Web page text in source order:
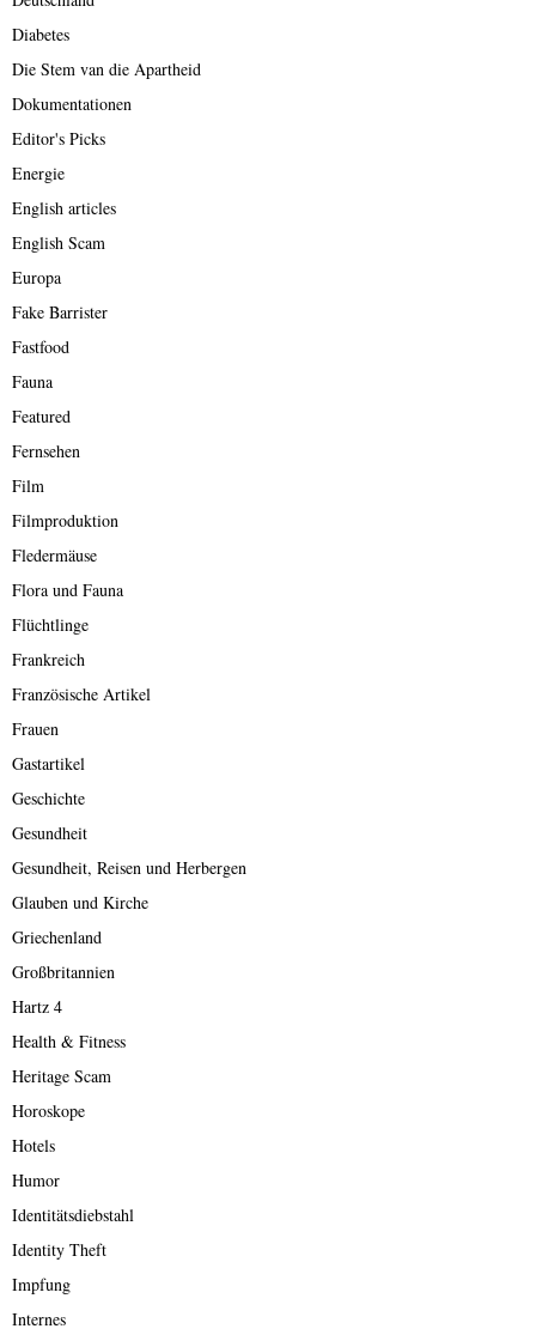
Diabetes
Die Stem van die Apartheid
Dokumentationen
Editor's Picks
Energie
English articles
English Scam
Europa
Fake Barrister
Fastfood
Fauna
Featured
Fernsehen
Film
Filmproduktion
Fledermäuse
Flora und Fauna
Flüchtlinge
Frankreich
Französische Artikel
Frauen
Gastartikel
Geschichte
Gesundheit
Gesundheit, Reisen und Herbergen
Glauben und Kirche
Griechenland
Großbritannien
Hartz 4
Health & Fitness
Heritage Scam
Horoskope
Hotels
Humor
Identitätsdiebstahl
Identity Theft
Impfung
Internes